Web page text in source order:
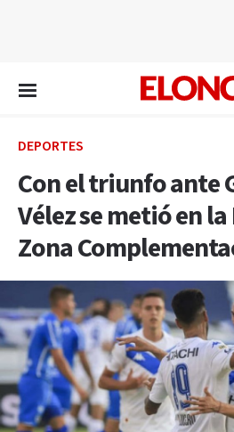
DEPORTES
Con el triunfo ante
Vélez se metió en
Zona